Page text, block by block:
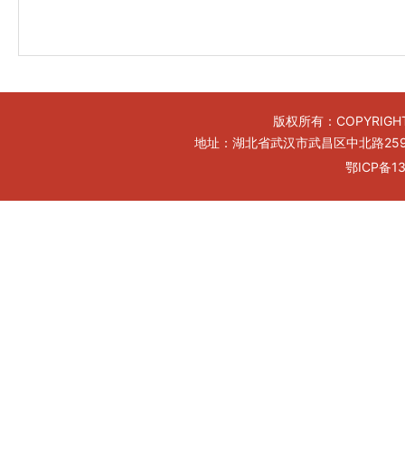
版权所有：
地址：湖北省武汉市武昌区中北
鄂ICP备